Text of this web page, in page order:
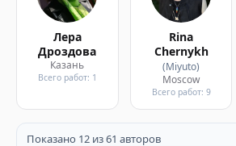
Лера
Дроздова
Казань
Всего работ: 1
Rina
Chernykh
(Miyuto)
Moscow
Всего работ: 9
Показано 12 из 61 авторов